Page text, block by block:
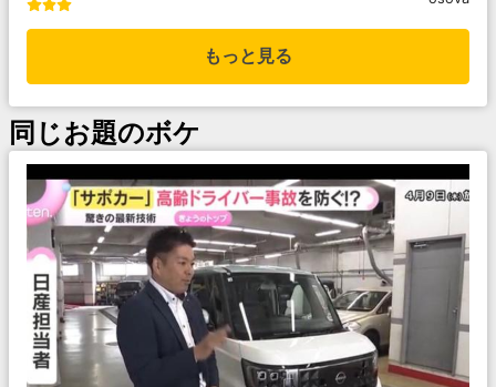
もっと見る
同じお題のボケ